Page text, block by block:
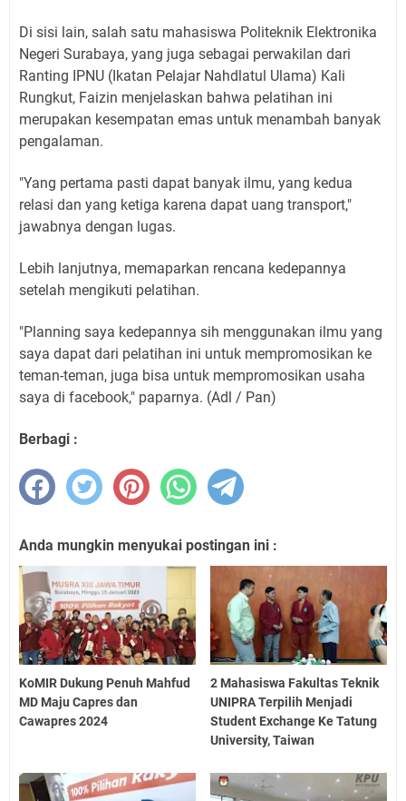
Di sisi lain, salah satu mahasiswa Politeknik Elektronika
Negeri Surabaya, yang juga sebagai perwakilan dari
Ranting IPNU (Ikatan Pelajar Nahdlatul Ulama) Kali
Rungkut, Faizin menjelaskan bahwa pelatihan ini
merupakan kesempatan emas untuk menambah banyak
pengalaman.
"Yang pertama pasti dapat banyak ilmu, yang kedua
relasi dan yang ketiga karena dapat uang transport,"
jawabnya dengan lugas.
Lebih lanjutnya, memaparkan rencana kedepannya
setelah mengikuti pelatihan.
"Planning saya kedepannya sih menggunakan ilmu yang
saya dapat dari pelatihan ini untuk mempromosikan ke
teman-teman, juga bisa untuk mempromosikan usaha
saya di facebook," paparnya. (Adl / Pan)
Berbagi :
Anda mungkin menyukai postingan ini :
KoMIR Dukung Penuh Mahfud
MD Maju Capres dan
Cawapres 2024
2 Mahasiswa Fakultas Teknik
UNIPRA Terpilih Menjadi
Student Exchange Ke Tatung
University, Taiwan